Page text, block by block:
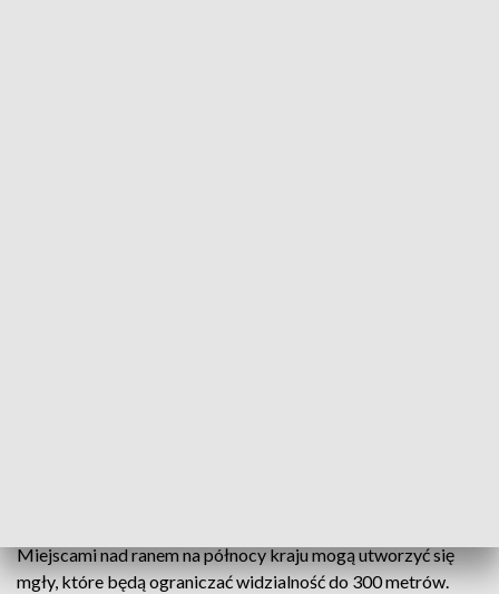
Miejscami nad ranem na północy kraju mogą utworzyć się
mgły, które będą ograniczać widzialność do 300 metrów.